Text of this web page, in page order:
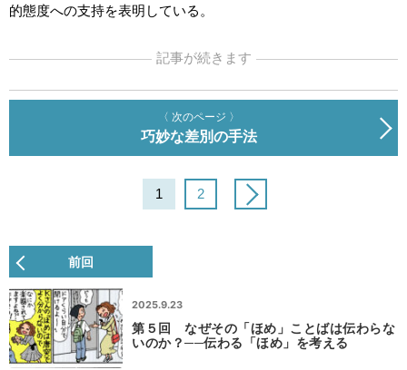
的態度への支持を表明している。
記事が続きます
〈 次のページ 〉
巧妙な差別の手法
1 2
前回
2025.9.23
第５回 なぜその「ほめ」ことばは伝わらな
いのか？──伝わる「ほめ」を考える